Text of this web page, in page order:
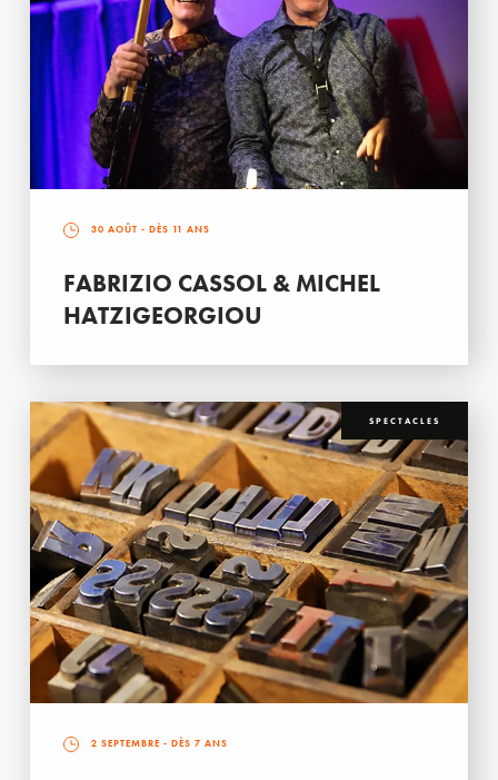
30 AOÛT - DÈS 11 ANS
FABRIZIO CASSOL & MICHEL
HATZIGEORGIOU
SPECTACLES
2 SEPTEMBRE - DÈS 7 ANS